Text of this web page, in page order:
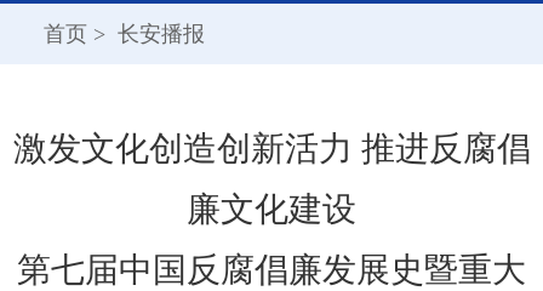
首页 > 长安播报
激发文化创造创新活力 推进反腐倡
廉文化建设
第七届中国反腐倡廉发展史暨重大